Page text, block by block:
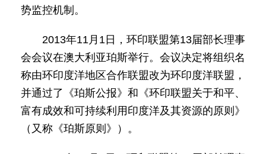
势监控机制。
2013年11月1日，环印联盟第13届部长理事
会会议在澳大利亚珀斯举行。会议决定将组织名
称由环印度洋地区合作联盟改为环印度洋联盟，
并通过了《珀斯公报》和《环印联盟关于和平、
富有成效和可持续利用印度洋及其资源的原则》
（又称《珀斯原则》）。